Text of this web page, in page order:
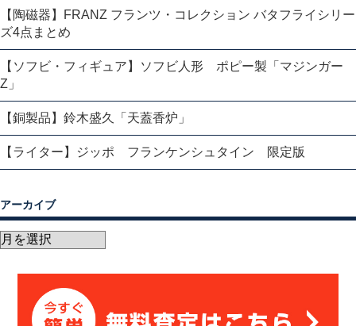
【陶磁器】FRANZ フランツ・コレクション バタフライシリー
ズ4点まとめ
【ソフビ・フィギュア】ソフビ人形 ポピー製「マジンガー
Z」
【銅製品】鈴木盛久「天蓋香炉」
【ライター】ジッポ フランケンシュタイン 限定版
アーカイブ